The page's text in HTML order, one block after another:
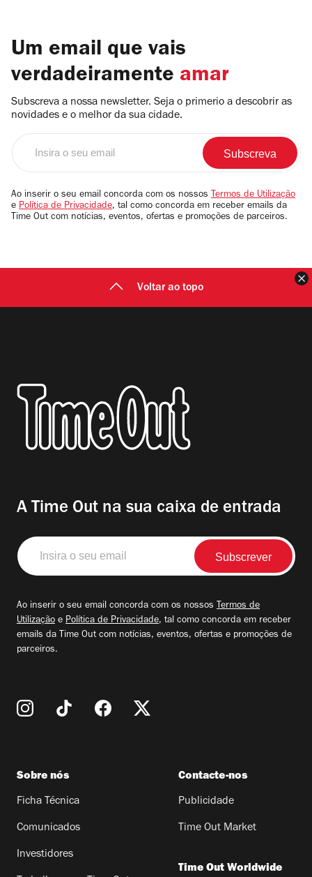
Um email que vais
verdadeiramente amar
Subscreva a nossa newsletter. Seja o primerio a descobrir as
novidades e o melhor da sua cidade.
email
Ao inserir o seu email concorda com os nossos Termos de Utilização
e Política de Privacidade, tal como concorda em receber emails da
Time Out com notícias, eventos, ofertas e promoções de parceiros.
Voltar ao topo
A Time Out na sua caixa de entrada
Insira
o
seu
Ao inserir o seu email concorda com os nossos Termos de
Utilização e Política de Privacidade, tal como concorda em receber
emails da Time Out com notícias, eventos, ofertas e promoções de
parceiros.
Sobre nós
Ficha Técnica
Comunicados
Investidores
Contacte-nos
Publicidade
Time Out Market
Time Out Worldwide